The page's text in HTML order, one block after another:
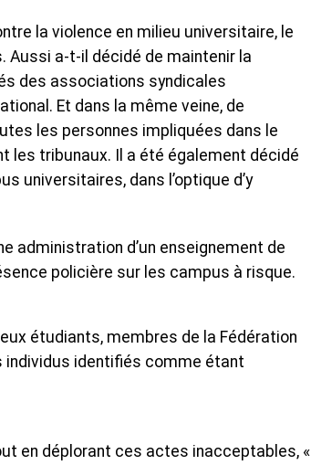
la violence en milieu universitaire, le
Aussi a-t-il décidé de maintenir la
des associations syndicales
Et dans la même veine, de
les personnes impliquées dans le
les tribunaux. Il a été également décidé
universitaires, dans l’optique d’y
administration d’un enseignement de
policière sur les campus à risque.
étudiants, membres de la Fédération
individus identifiés comme étant
en déplorant ces actes inacceptables, «